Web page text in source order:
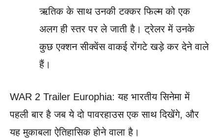
ऋतिक के साथ उनकी टक्कर फिल्म को एक
अलग ही स्तर पर ले जाती है। ट्रेलर में उनके
कुछ एक्शन सीक्वेंस वाकई रोंगटे खड़े कर देने वाले
हैं।
WAR 2 Trailer Europhia: यह भारतीय सिनेमा में
पहली बार है जब ये दो पावरहाउस एक साथ दिखेंगे, और
यह मुकाबला ऐतिहासिक होने वाला है।